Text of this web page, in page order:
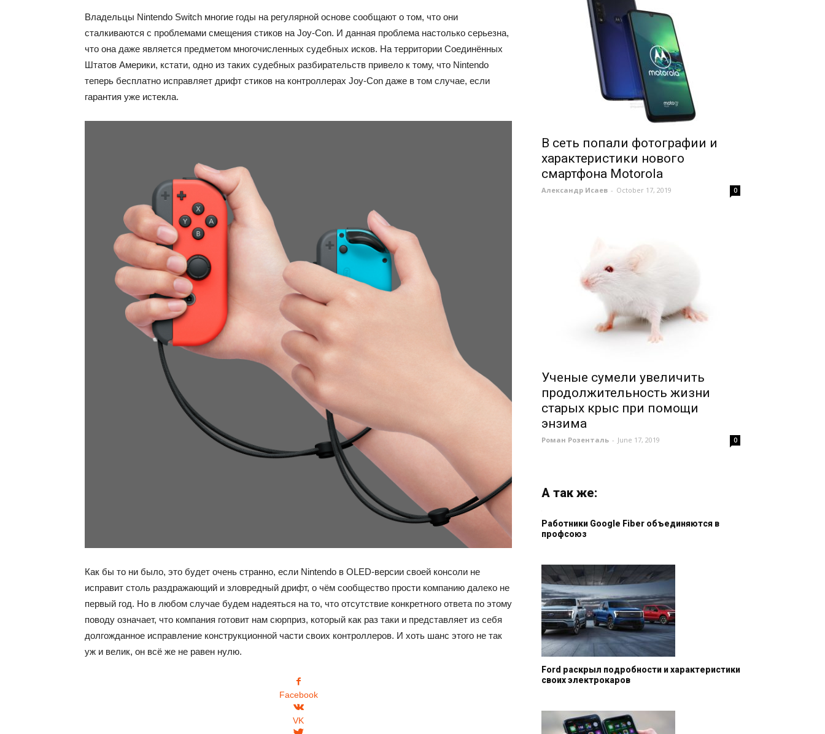
Владельцы Nintendo Switch многие годы на регулярной основе сообщают о том, что они
сталкиваются с проблемами смещения стиков на Joy-Con. И данная проблема настолько серьезна,
что она даже является предметом многочисленных судебных исков. На территории Соединённых
Штатов Америки, кстати, одно из таких судебных разбирательств привело к тому, что Nintendo
теперь бесплатно исправляет дрифт стиков на контроллерах Joy-Con даже в том случае, если
гарантия уже истекла.
Как бы то ни было, это будет очень странно, если Nintendo в OLED-версии своей консоли не
исправит столь раздражающий и зловредный дрифт, о чём сообщество прости компанию далеко не
первый год. Но в любом случае будем надеяться на то, что отсутствие конкретного ответа по этому
поводу означает, что компания готовит нам сюрприз, который как раз таки и представляет из себя
долгожданное исправление конструкционной части своих контроллеров. И хоть шанс этого не так
уж и велик, он всё же не равен нулю.
Facebook
VK
В сеть попали фотографии и
характеристики нового
смартфона Motorola
Александр Исаев - October 17, 2019 0
Ученые сумели увеличить
продолжительность жизни
старых крыс при помощи
энзима
Роман Розенталь - June 17, 2019 0
А так же:
Работники Google Fiber объединяются в
профсоюз
Ford раскрыл подробности и характеристики
своих электрокаров